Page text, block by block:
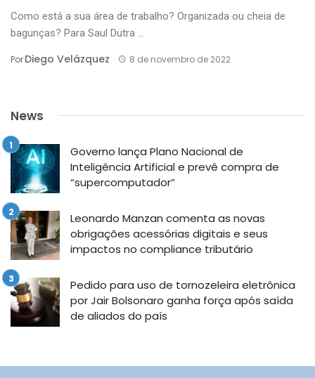
Como está a sua área de trabalho? Organizada ou cheia de
bagunças? Para Saul Dutra ...
PorDiego Velázquez 8 de novembro de 2022
News
Governo lança Plano Nacional de
Inteligência Artificial e prevê compra de
“supercomputador”
Leonardo Manzan comenta as novas
obrigações acessórias digitais e seus
impactos no compliance tributário
Pedido para uso de tornozeleira eletrônica
por Jair Bolsonaro ganha força após saída
de aliados do país